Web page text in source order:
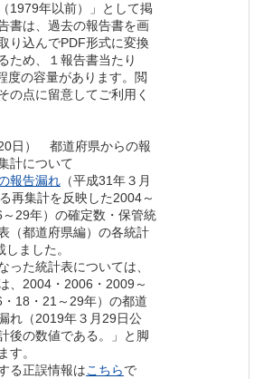
1979年以前）」として掲
書は、過去の報告書を画
り込んでPDF形式に変換
ため、１報告書当たり
度の容量があります。閲
の点に留意してご利用く
20日） 都道府県からの報
計について
報告漏れ （平成31年３月
再集計を反映した2004～
29年）の確定数・保管統
（都道府県編）の各統計
ました。
た統計表については、
、2004・2006・2009～
18・21～29年）の都道
れ（2019年３月29日公
後の数値である。」と脚
す。
る正誤情報はこちらで